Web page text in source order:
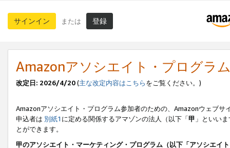
サインイン または 登録
Amazonアソシエイト・プログラ
改定日: 2026/4/20(主な改定内容はこちらをご覧ください。)
Amazonアソシエイト・プログラム参加者のための、Amazonウェブサ
申込者は 別紙1 に定める関係するアマゾンの法人（以下「甲 」といい
とができます。
甲のアソシエイト・マーケティング・プログラム（以下「アソシエイ